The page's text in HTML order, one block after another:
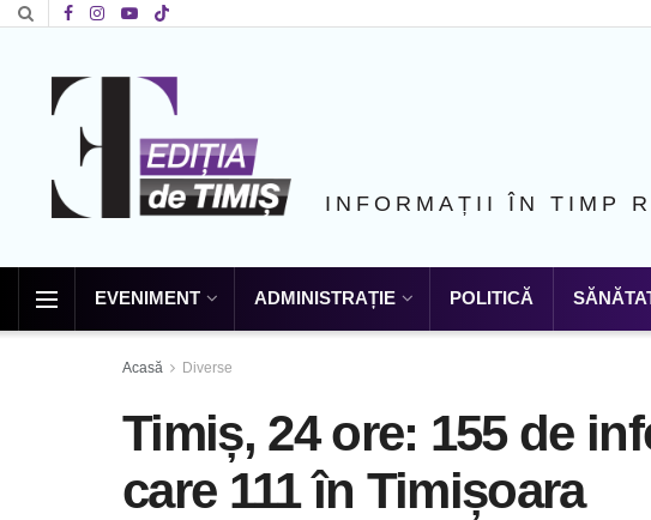
INFORMAȚII ÎN TIMP
EVENIMENT ADMINISTRAȚIE POLITICĂ
Acasă Diverse
Timiș, 24 ore: 155 de
care 111 în Timișoara